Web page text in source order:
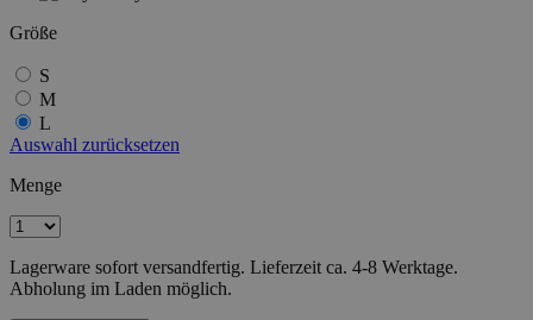
Größe
S
M
L
Auswahl zurücksetzen
Menge
Lagerware sofort versandfertig. Lieferzeit ca. 4-8 Werktage.
Abholung im Laden möglich.